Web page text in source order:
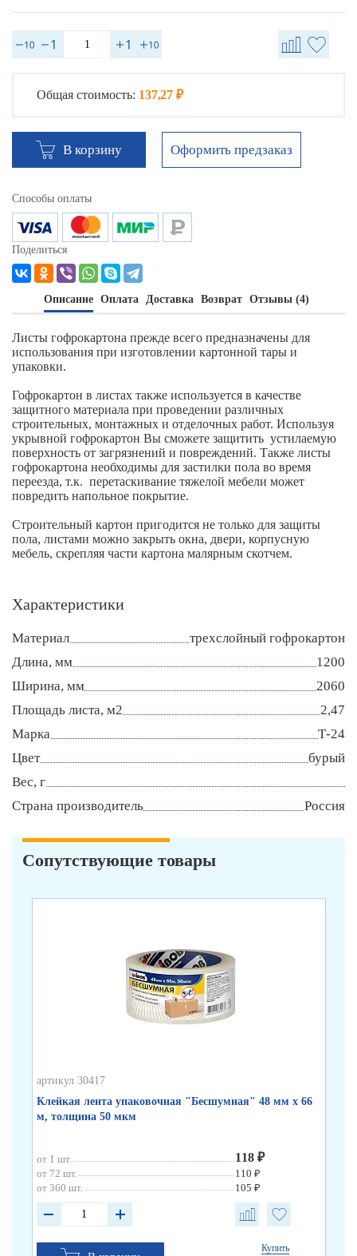
Общая стоимость: 137,27 ₽
В корзину Оформить предзаказ
Способы оплаты
Поделиться
Описание Оплата Доставка Возврат Отзывы (4)
Листы гофрокартона прежде всего предназначены для
использования при изготовлении картонной тары и
упаковки.
Гофрокартон в листах также используется в качестве
защитного материала при проведении различных
строительных, монтажных и отделочных работ. Используя
укрывной гофрокартон Вы сможете защитить устилаемую
поверхность от загрязнений и повреждений. Также листы
гофрокартона необходимы для застилки пола во время
переезда, т.к. перетаскивание тяжелой мебели может
повредить напольное покрытие.
Строительный картон пригодится не только для защиты
пола, листами можно закрыть окна, двери, корпусную
мебель, скрепляя части картона малярным скотчем.
Характеристики
Материал
трехслойный гофрокартон
Длина, мм
1200
Ширина, мм
2060
Площадь листа, м2
2,47
Марка
Т-24
Цвет
бурый
Вес, г
Страна производитель
Россия
Сопутствующие товары
артикул 30417
Клейкая лента упаковочная "Бесшумная" 48 мм х 66
м, толщина 50 мкм
от 1 шт. 118 ₽
от 72 шт.
110 ₽
от 360 шт.
105 ₽
Купить